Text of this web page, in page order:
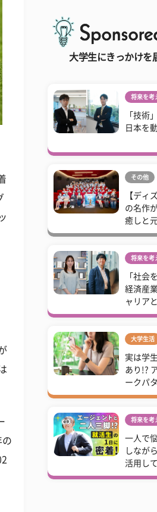
の
大学生にきっかけを
将来を考
「技術
日本を
その他
【ディ
の名作
癒しと
将来を考
「社会
経済産
ャリア
大学生活
実は学
あり!?
ークパ
将来を考
一人で
しなが
活用し